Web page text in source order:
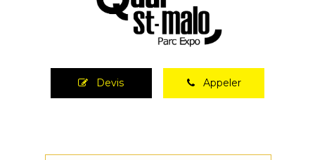
Devis Appeler